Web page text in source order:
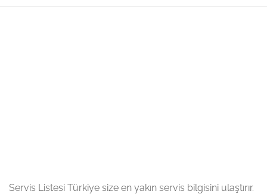
Servis Listesi Türkiye size en yakın servis bilgisini ulaştırır.